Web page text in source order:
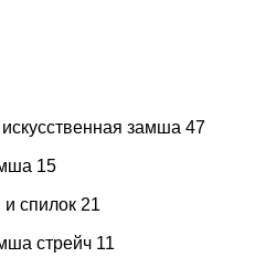
замша 47
15
и спилок 21
стрейч 11